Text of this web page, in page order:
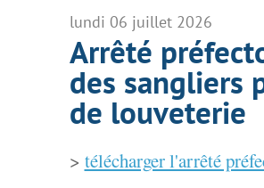
lundi 06 juillet 2026
Arrêté
des sangliers
de louveterie
> télécharger l'arrêté